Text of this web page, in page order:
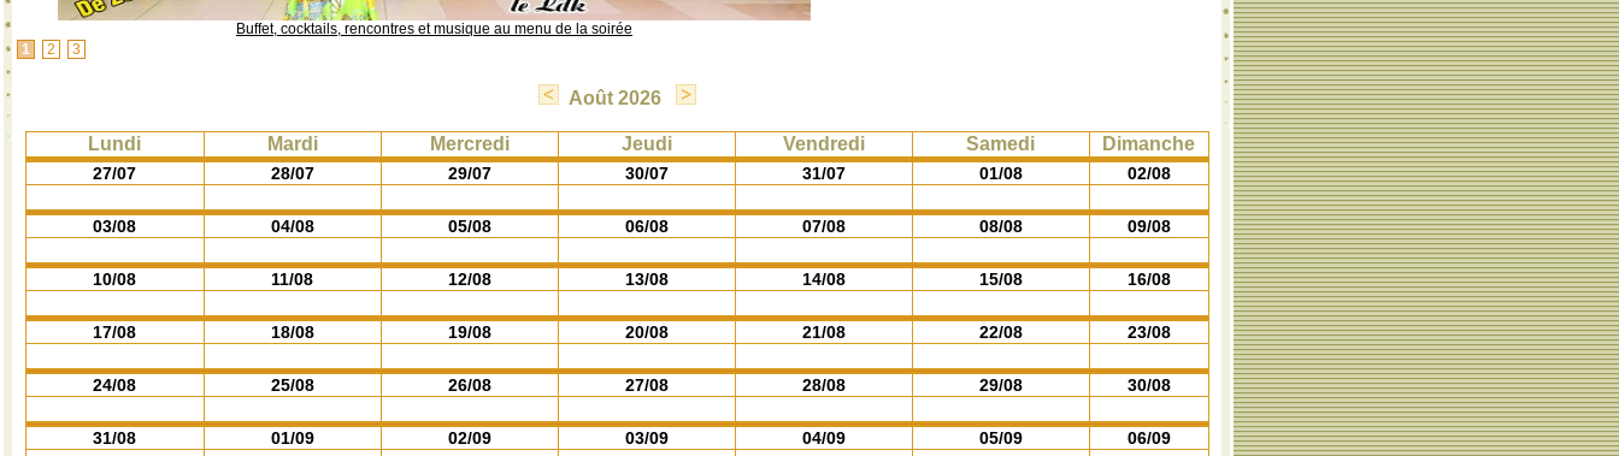
Buffet, cocktails, rencontres et musique au menu de la soirée
1
2 3
Août 2026
Lundi Mardi Mercredi Jeudi Vendredi Samedi Dimanche
27/07 28/07 29/07 30/07 31/07 01/08 02/08
03/08 04/08 05/08 06/08 07/08 08/08 09/08
10/08 11/08 12/08 13/08 14/08 15/08 16/08
17/08 18/08 19/08 20/08 21/08 22/08 23/08
24/08 25/08 26/08 27/08 28/08 29/08 30/08
31/08 01/09 02/09 03/09 04/09 05/09 06/09